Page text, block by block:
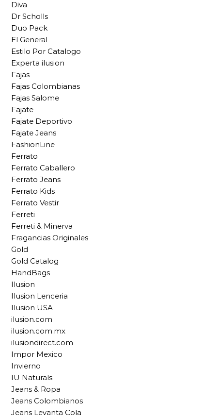
Diva
Dr Scholls
Duo Pack
El General
Estilo Por Catalogo
Experta ilusion
Fajas
Fajas Colombianas
Fajas Salome
Fajate
Fajate Deportivo
Fajate Jeans
FashionLine
Ferrato
Ferrato Caballero
Ferrato Jeans
Ferrato Kids
Ferrato Vestir
Ferreti
Ferreti & Minerva
Fragancias Originales
Gold
Gold Catalog
HandBags
Ilusion
Ilusion Lenceria
Ilusion USA
ilusion.com
ilusion.com.mx
ilusiondirect.com
Impor Mexico
Invierno
IU Naturals
Jeans & Ropa
Jeans Colombianos
Jeans Levanta Cola